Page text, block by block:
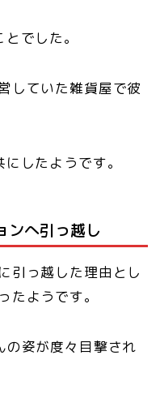
でした。
していた雑貨屋で彼
したようです。
ンへ引っ越し
引っ越した理由とし
たようです。
の姿が度々目撃され